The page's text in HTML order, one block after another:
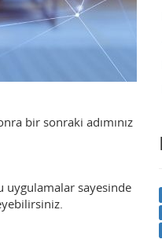
bir sonraki adımınız
uygulamalar sayesinde